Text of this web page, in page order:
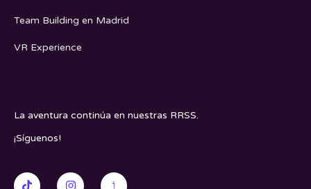
Team Building en Madrid
VR Experience
La aventura continúa en nuestras RRSS.
¡Síguenos!